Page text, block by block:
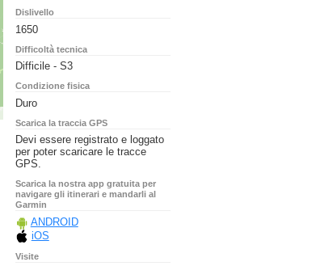
Dislivello
1650
Difficoltà tecnica
Difficile - S3
Condizione fisica
Duro
Scarica la traccia GPS
Devi essere registrato e loggato
per poter scaricare le tracce
GPS.
Scarica la nostra app gratuita per
navigare gli itinerari e mandarli al
Garmin
ANDROID
iOS
Visite